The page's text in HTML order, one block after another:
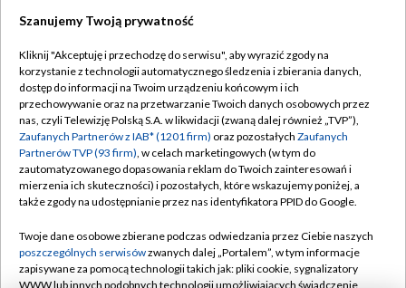
TVP
Abonament TVP
Emisja w TVP
Centrum informacji TVP
Naziemna Telewizja Cyfrowa
Rada Programowa
System NOS
Regulamin TVP
Polityka prywatności
Moje zgody
Pomoc
Kontakt
Szanujemy Twoją prywatność
Kliknij "Akceptuję i przechodzę do serwisu", aby wyrazić zgody na
korzystanie z technologii automatycznego śledzenia i zbierania danych,
dostęp do informacji na Twoim urządzeniu końcowym i ich
przechowywanie oraz na przetwarzanie Twoich danych osobowych przez
nas, czyli Telewizję Polską S.A. w likwidacji (zwaną dalej również „TVP”),
Zaufanych Partnerów z IAB* (1201 firm) oraz pozostałych Zaufanych
Partnerów TVP (93 firm), w celach marketingowych (w tym do
zautomatyzowanego dopasowania reklam do Twoich zainteresowań i
mierzenia ich skuteczności) i pozostałych, które wskazujemy poniżej, a
także zgody na udostępnianie przez nas identyfikatora PPID do Google.
Twoje dane osobowe zbierane podczas odwiedzania przez Ciebie naszych
poszczególnych serwisówzwanych dalej „Portalem”, w tym informacje
zapisywane za pomocą technologii takich jak: pliki cookie, sygnalizatory
WWW lub innych podobnych technologii umożliwiających świadczenie